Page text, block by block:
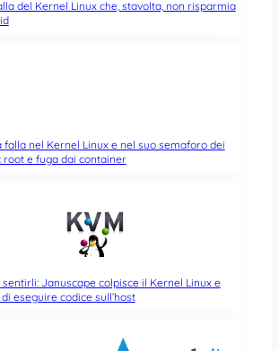
del Kernel Linux che, stavolta, non risparmia
falla nel Kernel Linux e nel suo semaforo dei
root e fuga dai container
Januscape colpisce il Kernel Linux e
eseguire codice sull’host